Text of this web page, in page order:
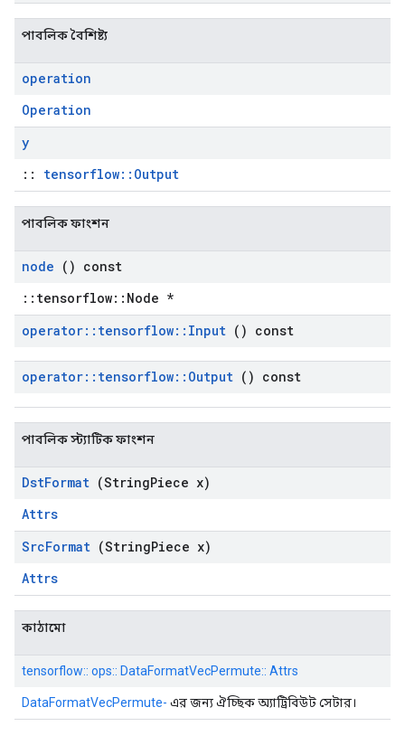
পাবলিক বৈশিষ্ট্য
operation
Operation
y
:: tensorflow::Output
পাবলিক ফাংশন
node () const
::tensorflow::Node *
operator:: tensorflow:: Input () const
operator:: tensorflow:: Output () const
পাবলিক স্ট্যাটিক ফাংশন
DstFormat (StringPiece x)
Attrs
SrcFormat (StringPiece x)
Attrs
কাঠামো
tensorflow:: ops:: DataFormatVecPermute:: Attrs
DataFormatVecPermute- এর জন্য ঐচ্ছিক অ্যাট্রিবিউট সেটার।